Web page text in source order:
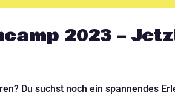
2023 –
Du suchst noch ein spannendes